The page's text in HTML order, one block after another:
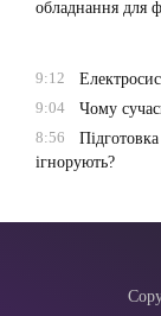
обладнання для
9:12
9:04
Чому
8:56
ігнорують?